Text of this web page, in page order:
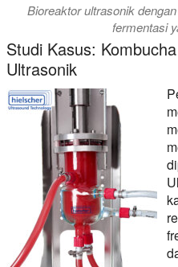
Bioreaktor ultrasonik
fermentasi
Studi Kasus:
Ultrasonik